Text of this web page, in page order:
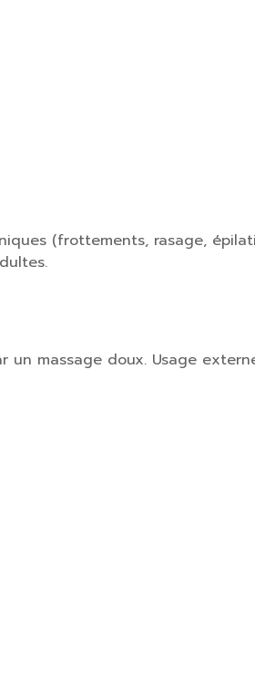
(frottements, rasage,
massage doux. Usage